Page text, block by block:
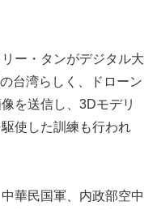
ー・タンがデジタル大
台湾らしく、ドローン
を送信し、3Dモデリ
使した訓練も行われ
華民国軍、内政部空中